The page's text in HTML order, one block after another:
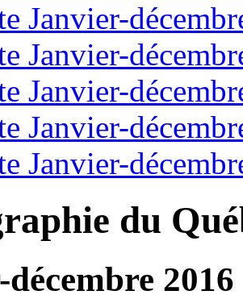
Janvier-
Janvier-
Janvier-
Janvier-
Janvier-
du
2016